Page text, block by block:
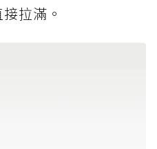
拉滿。